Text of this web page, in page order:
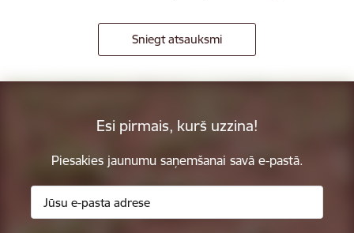
Sniegt atsauksmi
Esi pirmais, kurš uzzina!
Piesakies jaunumu saņemšanai savā e-pastā.